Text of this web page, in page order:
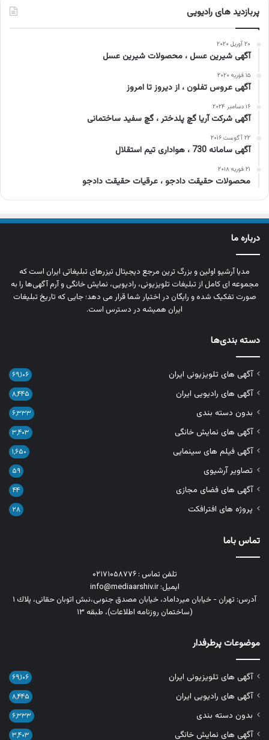
پربازدید های رادیویی
۲۰ آوریل ۲۰۲۰
آگهی شیرین عسل ، محصولات شیرین عسل
۱۵ فوریه ۲۰۲۰
آگهی عروس تفلون ، از دیروز تا امروز
۱۶ دسامبر ۲۰۲۴
آگهی شرکت آریا گچ پلدختر ، گچ سفید ساختمانی
۲۲ آگوست ۲۰۱۶
آگهی سامانه 730 ، هواداری تیم استقلال
۲۱ فوریه ۲۰۱۸
محصولات حقیقت دادجو ، عرقیات حقیقت دادجو
درباره ما
مدیا آرشیو اولین و بزرگ‌ ترین مرجع دیجیتال تیزرهای تبلیغاتی ایران است که
مجموعه‌ ای کامل از تبلیغات تلویزیونی، رادیویی، نمایش خانگی و آرم‌ آگهی‌ها را به‌
صورت تفکیک‌ شده و رایگان در اختیار شما قرار می‌ دهد؛ جایی که تاریخ تبلیغات
ایران همیشه در دسترس است.
دسته بندی‌ها
آگهی های تلویزیونی ایران ۶۹,۱۰۶
آگهی های رادیویی ایران ۸,۴۴۵
بدون دسته بندی ۶,۳۳۳
آگهی های نمایش خانگی ۳,۴۰۳
آگهی فیلم های سینمایی ۱,۶۵۰
تصاویر آرشیوی ۵۹
آگهی های فضای مجازی ۴۴
پروژه های افترافکت ۲۸
تماس باما
تلفن تماس : ۰۲۱۷۱۰۵۸۷۷۶
ایمیل: info@mediaarshiv.ir
آدرس: تهران - خیابان میرداماد، خیابان مصدق جنوبی،نبش اتوبان حقانی، پلاك ١
(ساختمان روزنامه اطلاعات)، طبقه ۱۳
موضوعات پرطرفدار
آگهی های تلویزیونی ایران ۶۹,۱۰۶
آگهی های رادیویی ایران ۸,۴۴۵
بدون دسته بندی ۶,۳۳۳
آگهی های نمایش خانگی ۳,۴۰۳